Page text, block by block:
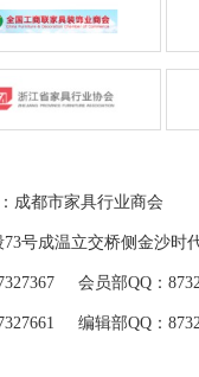
成都市家具行业商会
号成温立交桥侧金沙时
会员部QQ：
编辑部QQ：